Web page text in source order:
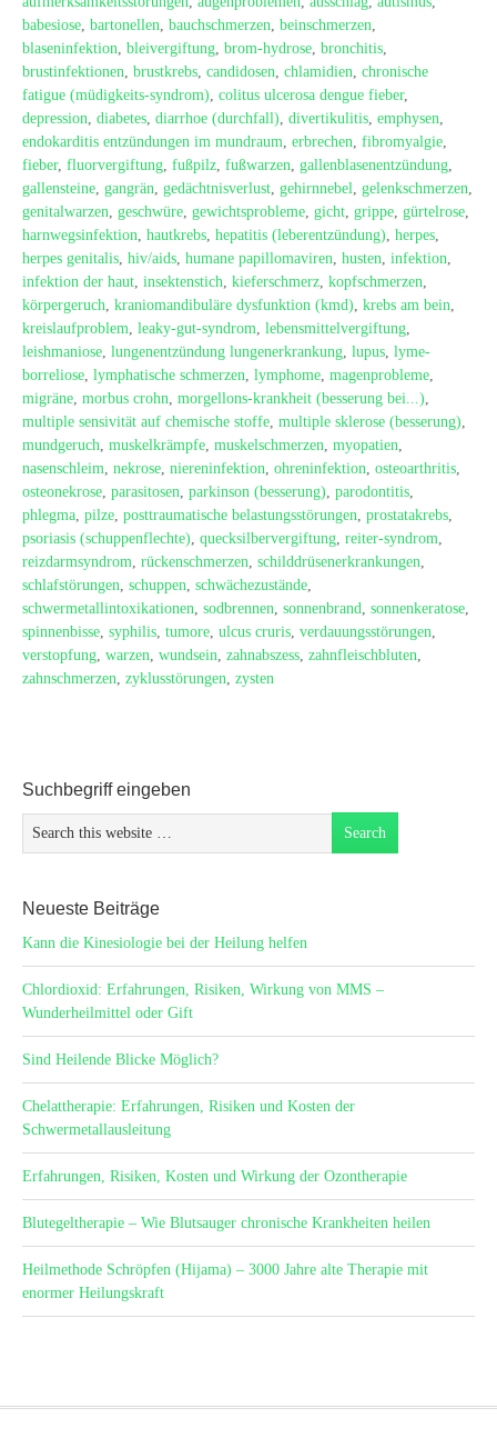
babesiose, bartonellen, bauchschmerzen, beinschmerzen,
blaseninfektion, bleivergiftung, brom-hydrose, bronchitis,
brustinfektionen, brustkrebs, candidosen, chlamidien, chronische
fatigue (müdigkeits-syndrom), colitus ulcerosa dengue fieber,
depression, diabetes, diarrhoe (durchfall), divertikulitis, emphysen,
endokarditis entzündungen im mundraum, erbrechen, fibromyalgie,
fieber, fluorvergiftung, fußpilz, fußwarzen, gallenblasenentzündung,
gallensteine, gangrän, gedächtnisverlust, gehirnnebel, gelenkschmerzen,
genitalwarzen, geschwüre, gewichtsprobleme, gicht, grippe, gürtelrose,
harnwegsinfektion, hautkrebs, hepatitis (leberentzündung), herpes,
herpes genitalis, hiv/aids, humane papillomaviren, husten, infektion,
infektion der haut, insektenstich, kieferschmerz, kopfschmerzen,
körpergeruch, kraniomandibuläre dysfunktion (kmd), krebs am bein,
kreislaufproblem, leaky-gut-syndrom, lebensmittelvergiftung,
leishmaniose, lungenentzündung lungenerkrankung, lupus, lyme-
borreliose, lymphatische schmerzen, lymphome, magenprobleme,
migräne, morbus crohn, morgellons-krankheit (besserung bei...),
multiple sensivität auf chemische stoffe, multiple sklerose (besserung),
mundgeruch, muskelkrämpfe, muskelschmerzen, myopatien,
nasenschleim, nekrose, niereninfektion, ohreninfektion, osteoarthritis,
osteonekrose, parasitosen, parkinson (besserung), parodontitis,
phlegma, pilze, posttraumatische belastungsstörungen, prostatakrebs,
psoriasis (schuppenflechte), quecksilbervergiftung, reiter-syndrom,
reizdarmsyndrom, rückenschmerzen, schilddrüsenerkrankungen,
schlafstörungen, schuppen, schwächezustände,
schwermetallintoxikationen, sodbrennen, sonnenbrand, sonnenkeratose,
spinnenbisse, syphilis, tumore, ulcus cruris, verdauungsstörungen,
verstopfung, warzen, wundsein, zahnabszess, zahnfleischbluten,
zahnschmerzen, zyklusstörungen, zysten
Suchbegriff eingeben
Neueste Beiträge
Kann die Kinesiologie bei der Heilung helfen
Chlordioxid: Erfahrungen, Risiken, Wirkung von MMS –
Wunderheilmittel oder Gift
Sind Heilende Blicke Möglich?
Chelattherapie: Erfahrungen, Risiken und Kosten der
Schwermetallausleitung
Erfahrungen, Risiken, Kosten und Wirkung der Ozontherapie
Blutegeltherapie – Wie Blutsauger chronische Krankheiten heilen
Heilmethode Schröpfen (Hijama) – 3000 Jahre alte Therapie mit
enormer Heilungskraft